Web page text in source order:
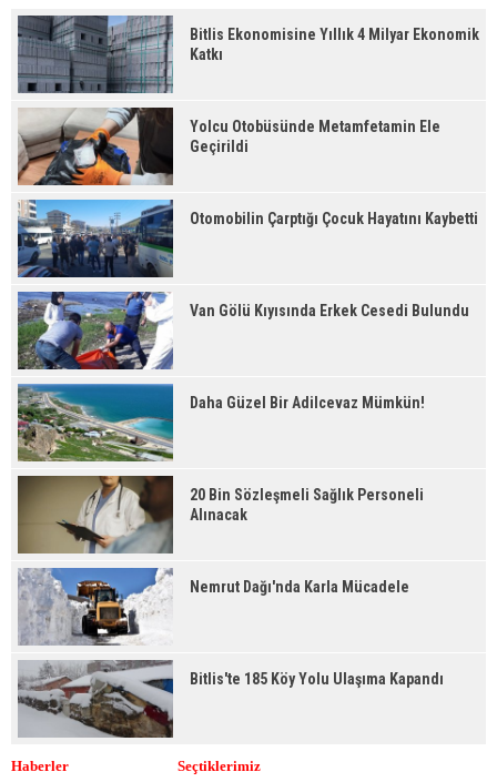
Bitlis Ekonomisine Yıllık 4 Milyar Ekonomik
Katkı
Yolcu Otobüsünde Metamfetamin Ele
Geçirildi
Otomobilin Çarptığı Çocuk Hayatını Kaybetti
Van Gölü Kıyısında Erkek Cesedi Bulundu
Daha Güzel Bir Adilcevaz Mümkün!
20 Bin Sözleşmeli Sağlık Personeli
Alınacak
Nemrut Dağı'nda Karla Mücadele
Bitlis'te 185 Köy Yolu Ulaşıma Kapandı
Haberler Seçtiklerimiz